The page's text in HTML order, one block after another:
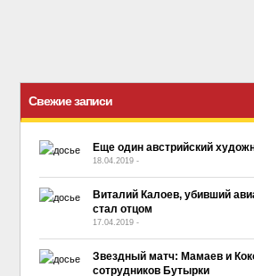
Свежие записи
Еще один австрийский
18.04.2019 -
Виталий Калоев, убивший
стал отцом
17.04.2019 -
Звездный матч: Мамаев и
сотрудников Бутырки